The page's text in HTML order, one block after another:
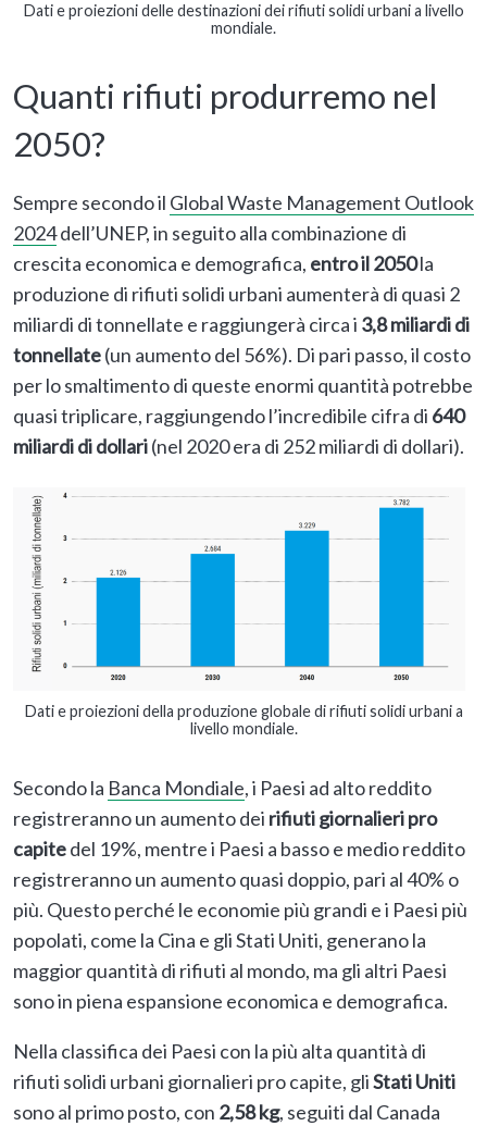
Dati e proiezioni delle destinazioni dei rifiuti solidi urbani a livello
mondiale.
Quanti rifiuti produrremo nel
2050?
Sempre secondo il Global Waste Management Outlook
2024dell’UNEP, in seguito alla combinazione di
crescita economica e demografica, entro il 2050la
produzione di rifiuti solidi urbani aumenterà di quasi 2
miliardi di tonnellate e raggiungerà circa i 3,8 miliardi di
tonnellate(un aumento del 56%). Di pari passo, il costo
per lo smaltimento di queste enormi quantità potrebbe
quasi triplicare, raggiungendo l’incredibile cifra di 640
miliardi di dollari(nel 2020 era di 252 miliardi di dollari).
Dati e proiezioni della produzione globale di rifiuti solidi urbani a
livello mondiale.
Secondo la Banca Mondiale, i Paesi ad alto reddito
registreranno un aumento dei rifiuti giornalieri pro
capitedel 19%, mentre i Paesi a basso e medio reddito
registreranno un aumento quasi doppio, pari al 40% o
più. Questo perché le economie più grandi e i Paesi più
popolati, come la Cina e gli Stati Uniti, generano la
maggior quantità di rifiuti al mondo, ma gli altri Paesi
sono in piena espansione economica e demografica.
Nella classifica dei Paesi con la più alta quantità di
rifiuti solidi urbani giornalieri pro capite, gliStati Uniti
sono al primo posto, con 2,58 kg, seguiti dal Canada